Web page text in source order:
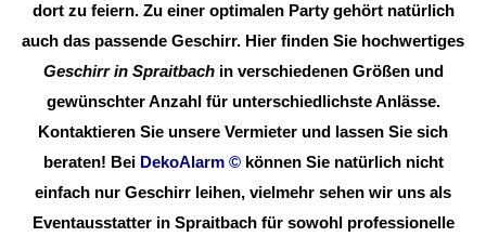
dort zu feiern. Zu einer optimalen Party gehört natürlich
auch das passende Geschirr. Hier finden Sie hochwertiges
Geschirr in Spraitbachin verschiedenen Größen und
gewünschter Anzahl für unterschiedlichste Anlässe.
Kontaktieren Sie unsere Vermieter und lassen Sie sich
beraten! Bei DekoAlarm © können Sie natürlich nicht
einfach nur Geschirr leihen, vielmehr sehen wir uns als
Eventausstatter in Spraitbach für sowohl professionelle